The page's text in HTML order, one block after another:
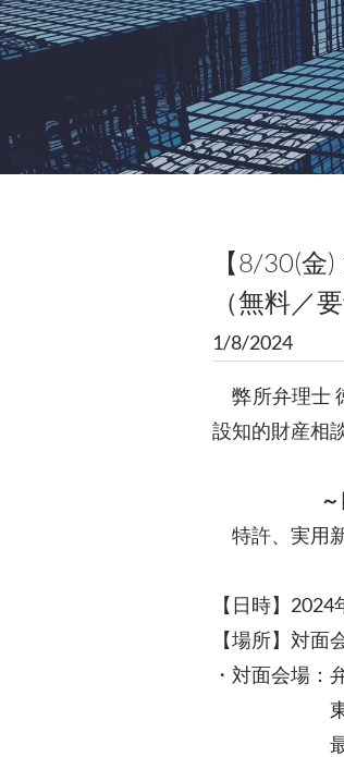
【8/30(
（無料／
1/8/2024
弊所弁理士
設知的財産相
特許、実用
​【日時】 2024
【場所】対
・対面会場：
最寄